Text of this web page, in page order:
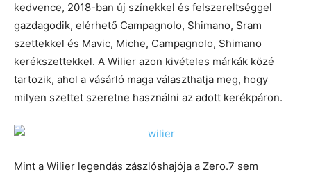
kedvence, 2018-ban új színekkel és felszereltséggel
gazdagodik, elérhető Campagnolo, Shimano, Sram
szettekkel és Mavic, Miche, Campagnolo, Shimano
kerékszettekkel. A Wilier azon kivételes márkák közé
tartozik, ahol a vásárló maga választhatja meg, hogy
milyen szettet szeretne használni az adott kerékpáron.
Mint a Wilier legendás zászlóshajója a Zero.7 sem